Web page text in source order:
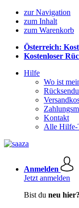
zur Navigation
zum Inhalt
zum Warenkorb
Österreich:
Kostenloser
Hilfe
Wo ist
Kontakt
Alle Hilfe-
Anmelden
Jetzt anmelden
Bist du neu hier?